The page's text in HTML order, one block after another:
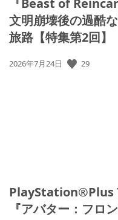
文明崩壊後の過酷
旅路【特集第2回】
公
2026年7月24日 29
PlayStation®Plus
『アバター：フロ